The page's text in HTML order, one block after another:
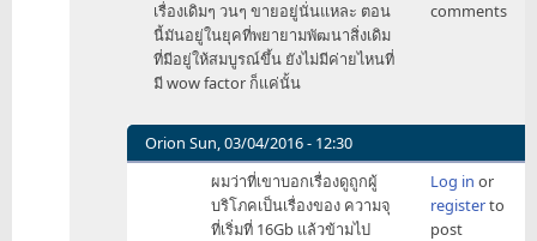
เรื่องเดิมๆ วนๆ ขายอยู่นั่นแหละ ตอน
นี้มันอยู่ในยุคที่พยายามพัฒนาสิ่งเดิม
ที่มีอยู่ให้สมบูรณ์ขึ้น ยังไม่มีค่ายไหนที่
มี wow factor ก็แค่นั้น
comments
Orion Sun, 03/04/2016 - 12:30
In
ผมว่าที่เขาบอกเรื่องดูถูกผู้
บริโภคเป็นเรื่องของ ความจุ
ที่เริ่มที่ 16Gb แล้วข้ามไป
Log in or
registerto
post